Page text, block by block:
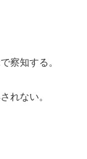
察知する。
れない。